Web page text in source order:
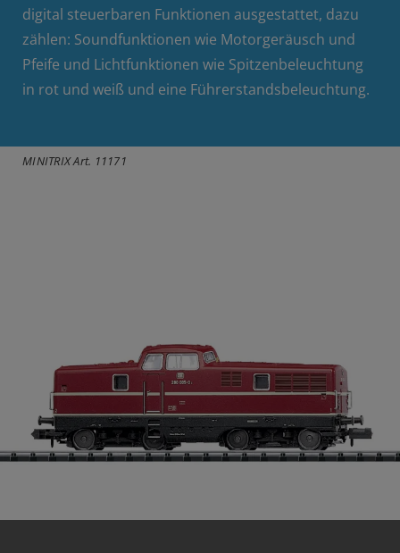
digital steuerbaren Funktionen ausgestattet, dazu
zählen: Soundfunktionen wie Motorgeräusch und
Pfeife und Lichtfunktionen wie Spitzenbeleuchtung
in rot und weiß und eine Führerstandsbeleuchtung.
MINITRIX Art. 11171